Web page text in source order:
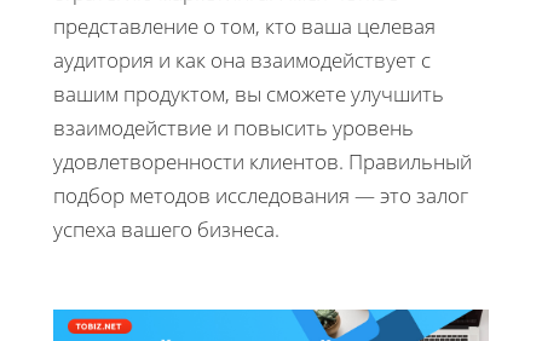
представление о том, кто ваша целевая
аудитория и как она взаимодействует с
вашим продуктом, вы сможете улучшить
взаимодействие и повысить уровень
удовлетворенности клиентов. Правильный
подбор методов исследования — это залог
успеха вашего бизнеса.